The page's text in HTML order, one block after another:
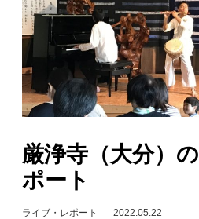
作品
オンライン・ショップ
ギャラリー
日々のレポート
厳浄寺（大分）
ポート
ライブ・レポート 2022.05.22